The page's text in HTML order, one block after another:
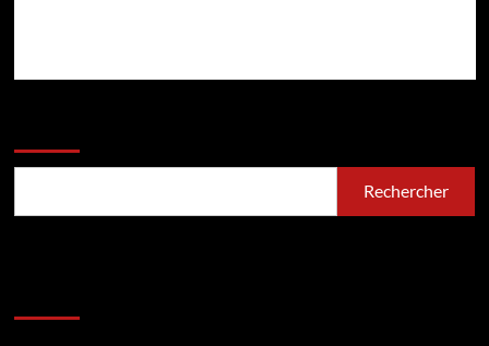
Rechercher